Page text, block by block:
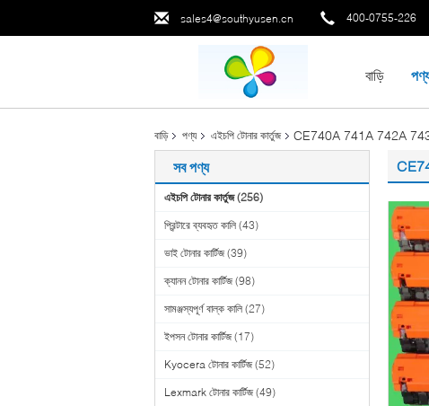
sales4@southyusen.cn 400-0755-226
বাড়ি
বাড়ি পণ্য এইচপি টোনার কার্তুজ CE740A 741A 742A 743A
সব পণ্য
এইচপি টোনার কার্তুজ (256)
প্রিন্টারে ব্যবহৃত কালি (43)
ভাই টোনার কার্টিজ (39)
ক্যানন টোনার কার্টিজ (98)
সামঞ্জস্যপূর্ণ বাল্ক কালি (27)
ইপসন টোনার কার্টিজ (17)
Kyocera টোনার কার্টিজ (52)
Lexmark টোনার কার্টিজ (49)